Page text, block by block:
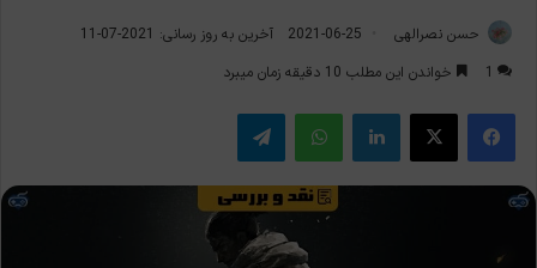
حسن نصرالهی 2021-06-25
آخرین به روز رسانی: 2021-07-11
1
خواندن این مطلب 10 دقیقه زمان میبرد
فیس بوک X لینکدین واتس آپ تلگرام